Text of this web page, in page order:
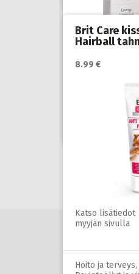
Katso lisätiedot
Hoito ja terveys,
Ravintoöljyt ja
Brit Care
Hairball
8.99 €
Katso
myyjän sivulla
Hoito ja terveys,
Lemmikkini.net
Tuotelinkit
sivulle.
tulee osoittaa